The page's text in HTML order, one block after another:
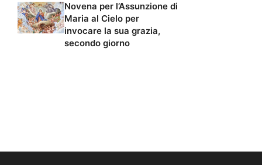
Novena per l’Assunzione di
Maria al Cielo per
invocare la sua grazia,
secondo giorno